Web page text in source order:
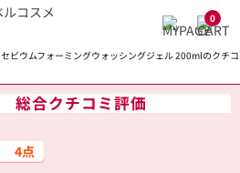
0
セビウムフォーミングウォッシングジェル 200mlのクチ
総合クチコミ評価
4点